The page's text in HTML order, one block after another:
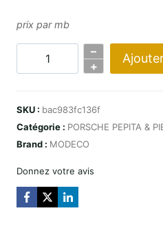
prix par mb
Quantité
PORSCHE
BLACK/WHITE
–
+
SKU : bac983fc136f
Catégorie : PORSCHE PEPITA &
Brand : MODECO
Donnez votre avis